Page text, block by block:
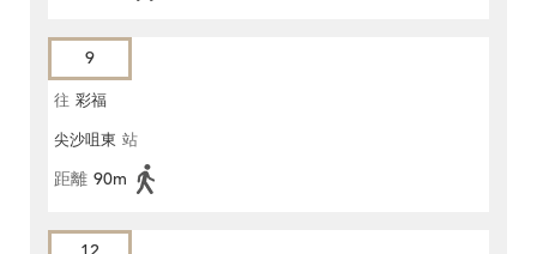
9
往 彩福
尖沙咀東 站
距離 90m